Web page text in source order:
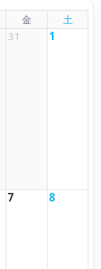
金 土
31 1
7 8